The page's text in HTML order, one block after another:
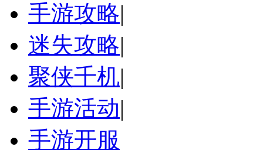
手游攻略|
迷失攻略|
聚侠千机|
手游活动|
手游开服